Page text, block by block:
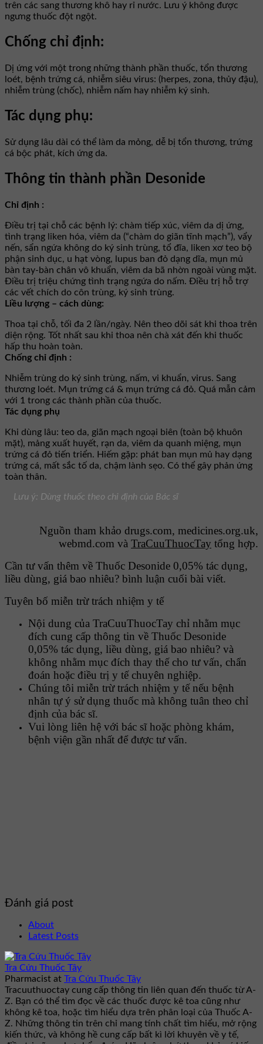
trên các sang thương khô hay rỉ nước. Lưu ý không được
ngưng thuốc đột ngột.
Chống chỉ định:
Dị ứng với một trong những thành phần thuốc, tổn thương
loét, bệnh trứng cá, nhiễm siêu virus: (herpes, zona, thủy đậu),
nhiễm trùng (chốc), nhiễm nấm hay nhiễm ký sinh.
Tác dụng phụ:
Sử dụng lâu dài có thể làm da mỏng, dễ bị tổn thương, trứng
cá bộc phát, kích ứng da.
Thông tin thành phần Desonide
Chỉ định :
Ðiều trị tại chỗ các bệnh lý: chàm tiếp xúc, viêm da dị ứng,
tình trạng liken hóa, viêm da (“chàm do giãn tĩnh mạch”), vẩy
nến, sẩn ngứa không do ký sinh trùng, tổ đĩa, liken xơ teo bộ
phận sinh dục, u hạt vòng, lupus ban đỏ dạng dĩa, mụn mủ
bàn tay-bàn chân vô khuẩn, viêm da bã nhờn ngoài vùng mặt.
Ðiều trị triệu chứng tình trạng ngứa do nấm. Ðiều trị hỗ trợ
các vết chích do côn trùng, ký sinh trùng.
Liều lượng – cách dùng:
Thoa tại chỗ, tối đa 2 lần/ngày. Nên theo dõi sát khi thoa trên
diện rộng. Tốt nhất sau khi thoa nên chà xát đến khi thuốc
hấp thu hoàn toàn.
Chống chỉ định :
Nhiễm trùng do ký sinh trùng, nấm, vi khuẩn, virus. Sang
thương loét. Mụn trứng cá & mụn trứng cá đỏ. Quá mẫn cảm
với 1 trong các thành phần của thuốc.
Tác dụng phụ
Khi dùng lâu: teo da, giãn mạch ngoại biên (toàn bộ khuôn
mặt), mảng xuất huyết, rạn da, viêm da quanh miệng, mụn
trứng cá đỏ tiến triển. Hiếm gặp: phát ban mụn mủ hay dạng
trứng cá, mất sắc tố da, chậm lành sẹo. Có thể gây phản ứng
toàn thân.
Lưu ý: Dùng thuốc theo chỉ định của Bác sĩ
Nguồn tham khảo drugs.com, medicines.org.uk,
webmd.com và TraCuuThuocTay tổng hợp.
Cần tư vấn thêm về Thuốc Desonide 0,05% tác dụng,
liều dùng, giá bao nhiêu? bình luận cuối bài viết.
Tuyên bố miễn trừ trách nhiệm y tế
Nội dung của TraCuuThuocTay chỉ nhằm mục
đích cung cấp thông tin về Thuốc Desonide
0,05% tác dụng, liều dùng, giá bao nhiêu? và
không nhằm mục đích thay thế cho tư vấn, chẩn
đoán hoặc điều trị y tế chuyên nghiệp.
Chúng tôi miễn trừ trách nhiệm y tế nếu bệnh
nhân tự ý sử dụng thuốc mà không tuân theo chỉ
định của bác sĩ.
Vui lòng liên hệ với bác sĩ hoặc phòng khám,
bệnh viện gần nhất để được tư vấn.
Đánh giá post
About
Latest Posts
Tra Cứu Thuốc Tây
Pharmacist at Tra Cứu Thuốc Tây
Tracuuthuoctay cung cấp thông tin liên quan đến thuốc từ A-
Z. Bạn có thể tìm đọc về các thuốc được kê toa cũng như
không kê toa, hoặc tìm hiểu dựa trên phân loại của Thuốc A-
Z. Những thông tin trên chỉ mang tính chất tìm hiểu, mở rộng
kiến thức, và không hề cung cấp bất kì lời khuyên về y tế,